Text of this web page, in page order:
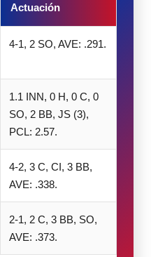
Actuación
4-1, 2 SO, AVE: .291.
1.1 INN, 0 H, 0 C, 0
SO, 2 BB, JS (3),
PCL: 2.57.
4-2, 3 C, CI, 3 BB,
AVE: .338.
2-1, 2 C, 3 BB, SO,
AVE: .373.